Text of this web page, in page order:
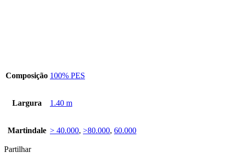
Composição 100% PES
Largura 1.40 m
Martindale > 40.000, >80.000, 60.000
Partilhar